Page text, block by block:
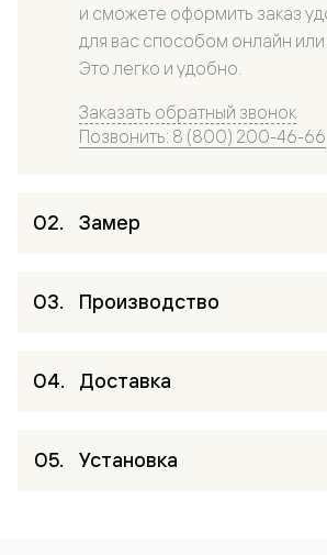
и сможете оформить заказ
для вас способом онлайн или
Это легко и удобно.
Заказать обратный звонок
Позвонить: 8 (800) 200-46-66
Замер
Производство
Доставка
Установка